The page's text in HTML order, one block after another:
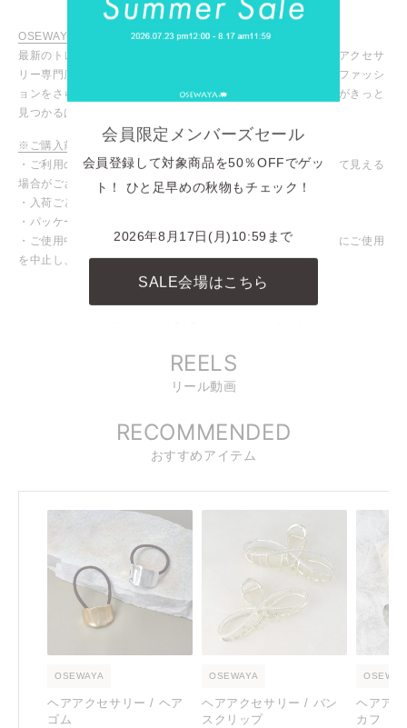
OSEWAYA / オセワヤ
最新のトレンドアイテムからマストなデイリーアイテムまで、アクセサ
リー専門店ならではの豊富な商品ラインナップ！お気に入りのファッシ
ョンをさらに引き立ててくれる、あなたにピッタリのアイテムがきっと
見つかるはず！
※ご購入前に必ずご確認ください
・ご利用のモニターや設定により、実際の商品と色味が異なって見える
場合がございます。
・入荷ごとに色味や仕様が変わる場合がございます。
・パッケージや台紙等が変わる場合がございます。
・ご使用中、皮膚にかゆみや腫れなど異常を感じた場合は直ちにご使用
を中止し、専門医にご相談ください。
INSTAGRAM
REELS
リール動画
RECOMMENDED
おすすめアイテム
OSEWAYA
ヘアアクセサリー / ヘア
ゴム
OSEWAYA
ヘアアクセサリー / バン
スクリップ
ヘアア
カフ
会員限定メンバーズセール
会員登録して対象商品を50％OFFでゲッ
ト！ ひと足早めの秋物もチェック！
2026年8月17日(月)10:59まで
SALE会場はこちら